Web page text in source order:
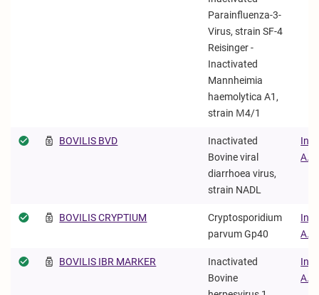
Parainfluenza-3-
Virus, strain SF-4
Reisinger -
Inactivated
Mannheimia
haemolytica A1,
strain Μ4/1
BOVILIS BVD
Inactivated
Bovine viral
diarrhoea virus,
strain NADL
Α.Ε.
BOVILIS CRYPTIUM
Cryptosporidium
parvum Gp40
Α.Ε.
BOVILIS IBR MARKER
Inactivated
Bovine
Α.Ε.